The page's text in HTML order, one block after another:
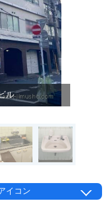
ル
イコン